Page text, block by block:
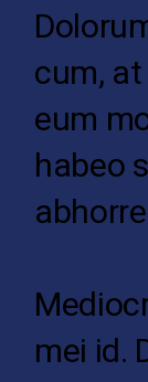
cum,
eum
habeo
mei id.